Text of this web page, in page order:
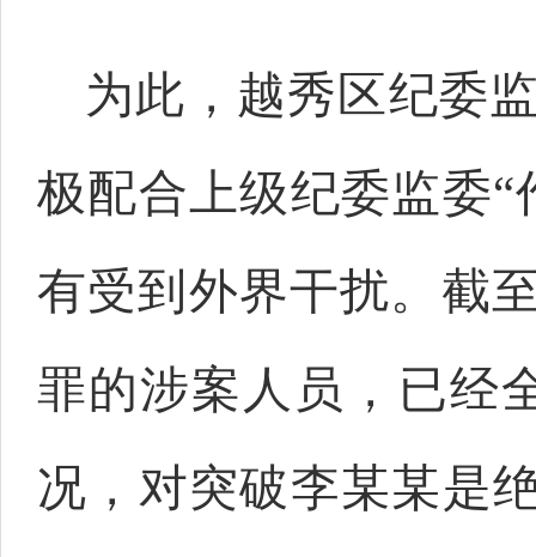
为此，越秀区纪委
极配合上级纪委监委
有受到外界干扰。截
罪的涉案人员，已经
况，对突破李某某是